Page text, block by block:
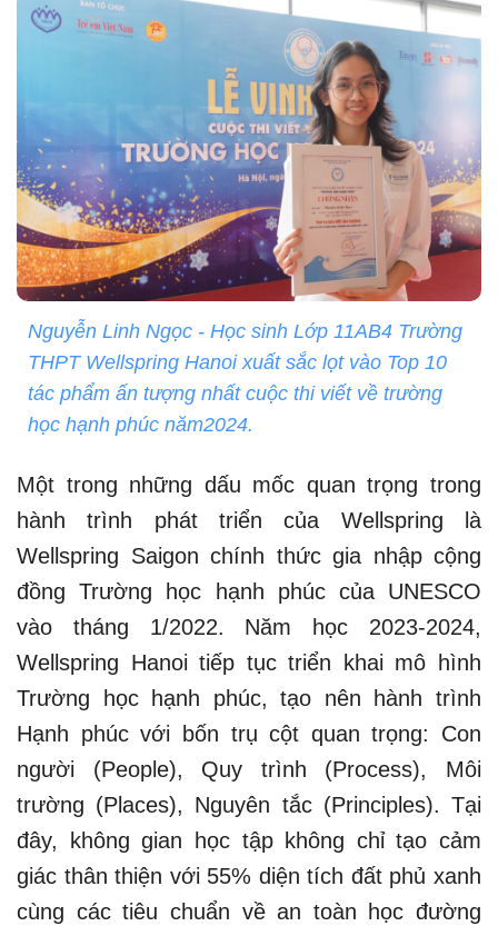
Nguyễn Linh Ngọc - Học sinh Lớp 11AB4 Trường
THPT Wellspring Hanoi xuất sắc lọt vào Top 10
tác phẩm ấn tượng nhất cuộc thi viết về trường
học hạnh phúc năm2024.
Một trong những dấu mốc quan trọng trong
hành trình phát triển của Wellspring là
Wellspring Saigon chính thức gia nhập cộng
đồng Trường học hạnh phúc của UNESCO
vào tháng 1/2022. Năm học 2023-2024,
Wellspring Hanoi tiếp tục triển khai mô hình
Trường học hạnh phúc, tạo nên hành trình
Hạnh phúc với bốn trụ cột quan trọng: Con
người (People), Quy trình (Process), Môi
trường (Places), Nguyên tắc (Principles). Tại
đây, không gian học tập không chỉ tạo cảm
giác thân thiện với 55% diện tích đất phủ xanh
cùng các tiêu chuẩn về an toàn học đường